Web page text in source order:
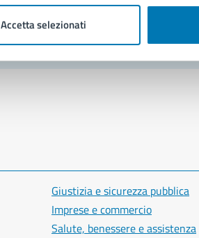
Accetta selezionati
Giustizia e sicurezza pubblica
Imprese e commercio
Salute, benessere e assistenza